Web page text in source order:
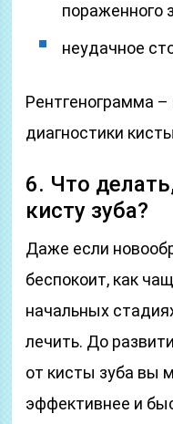
пораженного
неудачное
Рентгенограмма
диагностики
6. Что
кисту зуба?
Даже если
беспокоит, как
начальных
лечить. До
от кисты зуба вы
эффективнее и